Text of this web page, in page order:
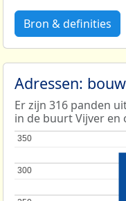
Bron & definities
Adressen:
Er zijn 316 panden
in de buurt Vijver en
300
300
350
350